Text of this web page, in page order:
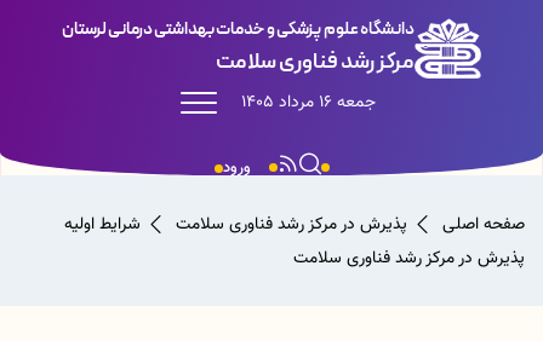
دانشگاه علوم پزشکی و خدمات بهداشتی درمانی لرستان
مرکز رشد فناوری سلامت
جمعه 16 مرداد 1405
ورود
صفحه اصلی پذیرش در مرکز رشد فناوری سلامت
شرایط اولیه
پذیرش در مرکز رشد فناوری سلامت